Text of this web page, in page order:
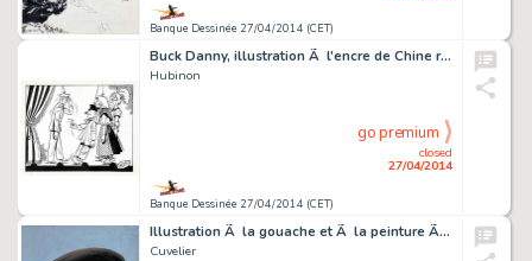
Banque Dessinée 27/04/2014 (CET)
Buck Danny, illustration Ã l'encre de Chine reprÃ…
Hubinon
Banque Dessinée 27/04/2014 (CET)
closed
27/04/2014
go premium
Illustration Ã la gouache et Ã la peinture Ã l'…
Cuvelier